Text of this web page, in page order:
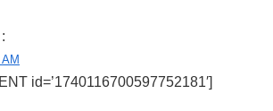
id=’1740116700597752181′]